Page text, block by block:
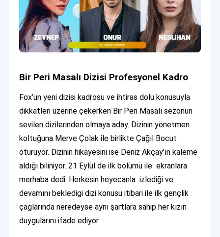
Bir Peri Masalı Dizisi Profesyonel Kadro
Fox’un yeni dizisi kadrosu ve ihtiras dolu konusuyla
dikkatleri üzerine çekerken Bir Peri Masalı sezonun
sevilen dizilerinden olmaya aday. Dizinin yönetmen
koltuğuna Merve Çolak ile birlikte Çağıl Bocut
oturuyor. Dizinin hikayesini ise Deniz Akçay’ın kaleme
aldığı biliniyor. 21 Eylül de ilk bölümü ile ekranlara
merhaba dedi. Herkesin heyecanla izlediği ve
devamını bekledigi dizi konusu itibari ile ilk gençlik
çağlarında neredeyse aynı şartlara sahip her kızın
duygularını ifade ediyor.